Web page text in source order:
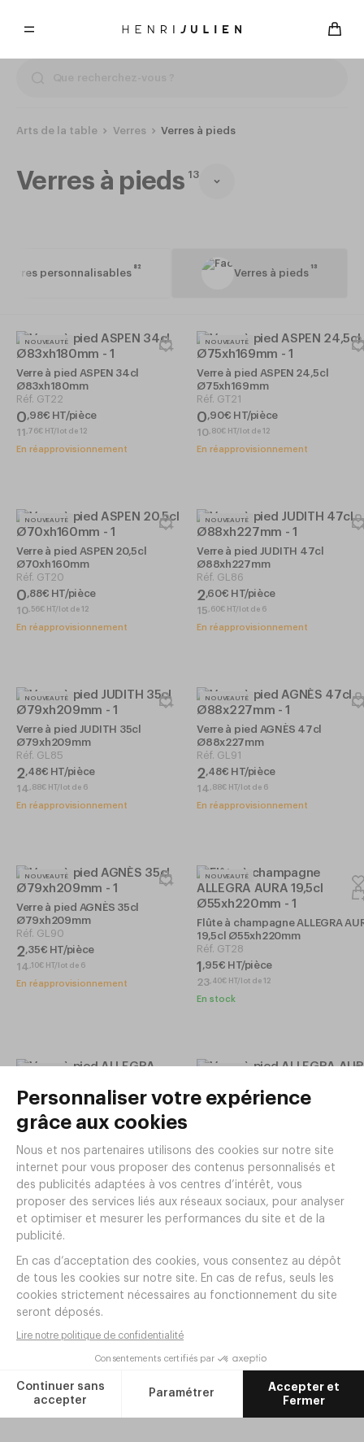
Arts de la table Verres Verres à pieds
Verres à pieds 13
Verres personnalisables 82 Verres à pieds 13
NOUVEAUTÉ
Verre à pied ASPEN 34cl
Ø83xh180mm
Réf. GT22
0,98€ HT/pièce
11 , 76€ HT/lot de 12
En réapprovisionnement
NOUVEAUTÉ
Verre à pied ASPEN 24,5cl
Ø75xh169mm
Réf. GT21
0,90€ HT/pièce
10, 80€ HT/lot de 12
En réapprovisionnement
NOUVEAUTÉ
Verre à pied ASPEN 20,5cl
Ø70xh160mm
Réf. GT20
0,88€ HT/pièce
10, 56€ HT/lot de 12
En réapprovisionnement
NOUVEAUTÉ
Verre à pied JUDITH 47cl
Ø88xh227mm
Réf. GL86
2,60€ HT/pièce
15, 60€ HT/lot de 6
En réapprovisionnement
NOUVEAUTÉ
Verre à pied JUDITH 35cl
Ø79xh209mm
Réf. GL85
2,48€ HT/pièce
14 , 88€ HT/lot de 6
En réapprovisionnement
NOUVEAUTÉ
Verre à pied AGNÈS 47cl
Ø88x227mm
Réf. GL91
2,48€ HT/pièce
14, 88€ HT/lot de 6
En réapprovisionnement
NOUVEAUTÉ
Verre à pied AGNÈS 35cl
Ø79xh209mm
Réf. GL90
2,35€ HT/pièce
14 ,10€ HT/lot de 6
En réapprovisionnement
NOUVEAUTÉ
Flûte à champagne ALLEGRA
19,5cl Ø55xh220mm
Réf. GT28
1 ,95€ HT/pièce
23, 40€ HT/lot de 12
En stock
Verre à pied ALLEGRA AURA
49cl Ø90xh210mm
1 HT/pièce
HT/lot de 12
En stock
Verre à pied ALLEGRA AURA 35cl
1 HT/pièce
NOUVEAUTÉ
Verre ballon DISCO 60cl
Ø106xh216mm Cristallin
3,30€ HT/pièce
NOUVEAUTÉ
2,95€ HT/pièce
En stock